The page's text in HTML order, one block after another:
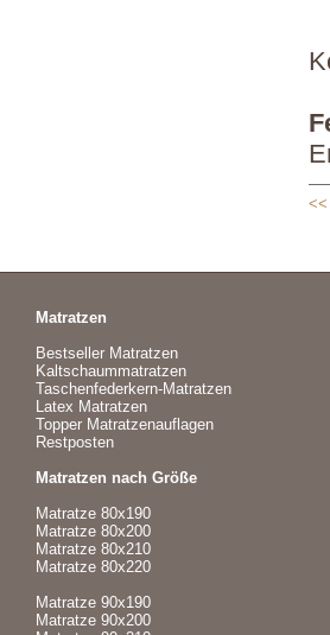
<<
Matratzen
Bestseller Matratzen
Kaltschaummatratzen
Taschenfederkern-Matratzen
Latex Matratzen
Topper Matratzenauflagen
Restposten
Matratzen nach Größe
Matratze 80x190
Matratze 80x200
Matratze 80x210
Matratze 80x220
Matratze 90x190
Matratze 90x200